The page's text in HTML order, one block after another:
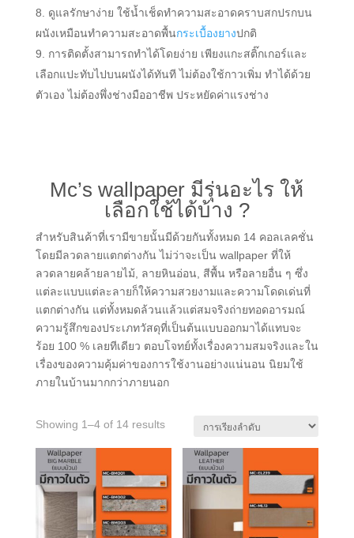
ดูแลรักษาง่าย ใช้น้ำเช็ดทำความสะอาดคราบสกปรกบน
ผนังเหมือนทำความสะอาดพื้นกระเบื้องยางปกติ
การติดตั้งสามารถทำได้โดยง่าย เพียงแกะสติ๊กเกอร์และ
เลือกแปะทับไปบนผนังได้ทันที ไม่ต้องใช้กาวเพิ่ม ทำได้ด้วย
ตัวเอง ไม่ต้องพึ่งช่างมืออาชีพ ประหยัดค่าแรงช่าง
Mc’s wallpaper มีรุ่นอะไร ให้
เลือกใช้ได้บ้าง ?
สำหรับสินค้าที่เรามีขายนั้นมีด้วยกันทั้งหมด 14 คอลเลคชั่น
โดยมีลวดลายแตกต่างกัน ไม่ว่าจะเป็น wallpaper ที่ให้
ลวดลายคล้ายลายไม้, ลายหินอ่อน, สีพื้น หรือลายอื่น ๆ ซึ่ง
แต่ละแบบแต่ละลายก็ให้ความสวยงามและความโดดเด่นที่
แตกต่างกัน แต่ทั้งหมดล้วนแล้วแต่สมจริงถ่ายทอดอารมณ์
ความรู้สึกของประเภทวัสดุที่เป็นต้นแบบออกมาได้แทบจะ
ร้อย 100 % เลยทีเดียว ตอบโจทย์ทั้งเรื่องความสมจริงและใน
เรื่องของความคุ้มค่าของการใช้งานอย่างแน่นอน นิยมใช้
ภายในบ้านมากกว่าภายนอก
Showing 1–4 of 14 results